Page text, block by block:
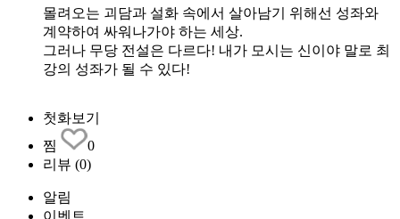
몰려오는 괴담과 설화 속에서 살아남기 위해선 성좌와
계약하여 싸워나가야 하는 세상.
그러나 무당 전설은 다르다! 내가 모시는 신이야 말로 최
강의 성좌가 될 수 있다!
첫화보기
찜
0
리뷰 (0)
알림
이벤트